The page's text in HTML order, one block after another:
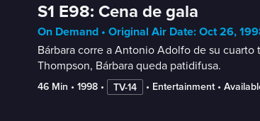
S1 E98: Cena de gala
On Demand • Original Air Date: Oct 26,
Bárbara corre a Antonio Adolfo de su
Thompson, Bárbara queda patidifusa.
46 Min • 1998 • TV-14 • Entertainment •